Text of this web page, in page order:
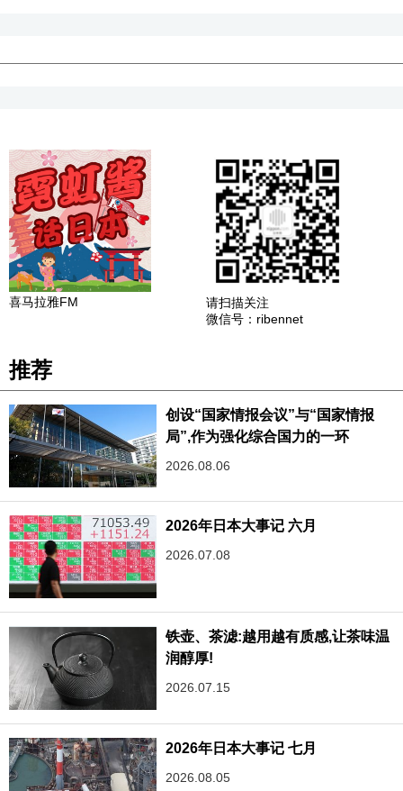
喜马拉雅FM
请扫描关注
微信号：ribennet
推荐
创设“国家情报会议”与“国家情报
局”,作为强化综合国力的一环
2026.08.06
2026年日本大事记 六月
2026.07.08
铁壶、茶滤:越用越有质感,让茶味温
润醇厚!
2026.07.15
2026年日本大事记 七月
2026.08.05